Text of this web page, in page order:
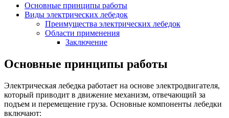
Основные принципы работы
Виды электрических лебедок
Преимущества электрических лебедок
Области применения
Заключение
Основные принципы работы
Электрическая лебедка работает на основе электродвигателя,
который приводит в движение механизм, отвечающий за
подъем и перемещение груза. Основные компоненты лебедки
включают: